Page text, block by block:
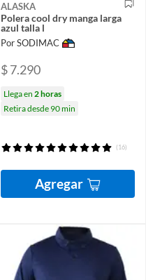
ALASKA
Polera cool dry manga larga
azul talla l
Por SODIMAC
$ 7.290
Llega en 2 horas
Retira desde 90 min
(16)
Agregar